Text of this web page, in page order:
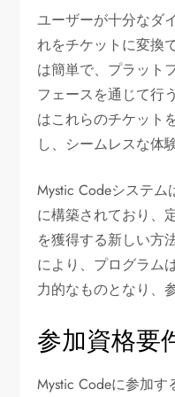
ユーザーが十分なダ
れをチケットに変換
は簡単で、プラット
フェースを通じて行
はこれらのチケット
し、シームレスな体
Mystic Codeシステ
に構築されており、
を獲得する新しい方
により、プログラム
力的なものとなり、
参加資格要
Mystic Codeに参加